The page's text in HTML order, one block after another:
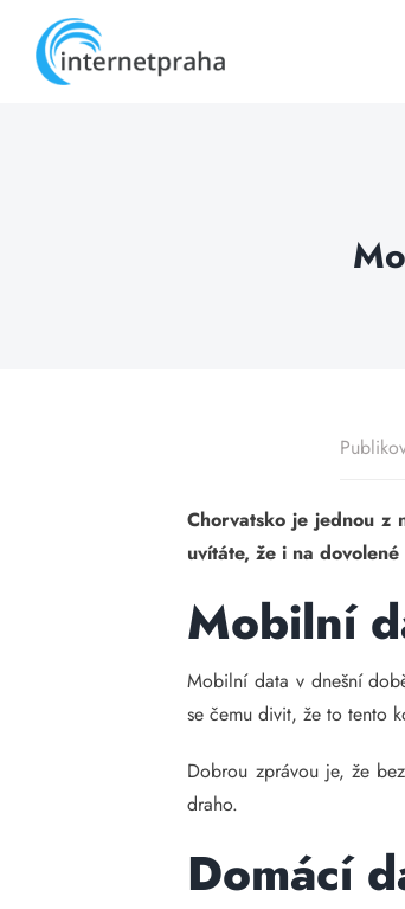
content
Chorvatsko je jednou z
uvítáte, že i na
Mobilní
Mobilní data v dnešní
se čemu divit, že to tento
Dobrou zprávou je, že
draho.
Domácí